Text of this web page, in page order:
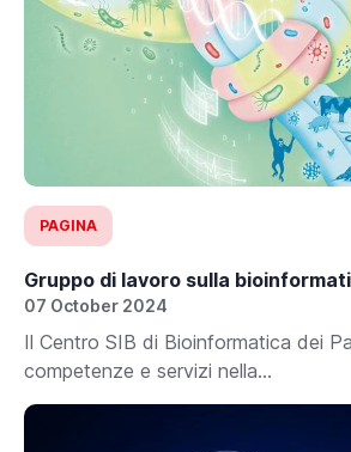
PAGINA
Gruppo di lavoro sulla
07 October 2024
Il Centro SIB di Bioinformatica dei
competenze e servizi nella...